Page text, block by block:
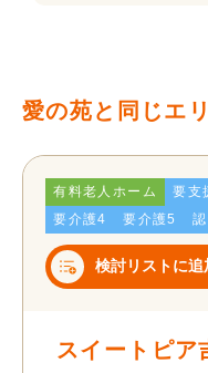
愛の苑と同じエ
有料老人ホーム 要支
要介護4
要介護5
検討リストに追
スイートピア